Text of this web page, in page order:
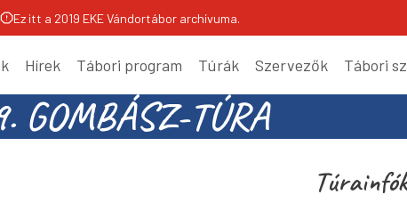
Ez itt a 2019 EKE Vándortábor archívuma.
Hírek Tábori program Túrák Szervezők Tábori
GOMBÁSZ-TÚRA
Túrainfók